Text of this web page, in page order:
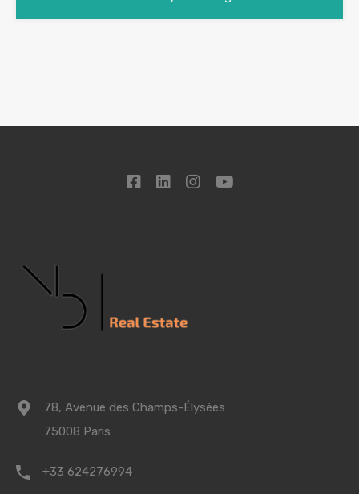
78, Avenue des Champs-Élysées
75008 Paris
+33 624276994